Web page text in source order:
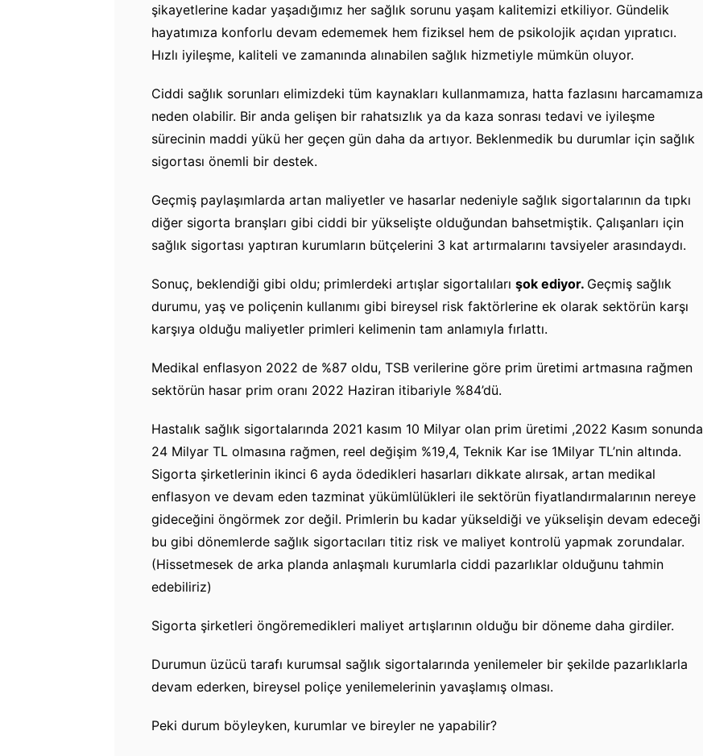
şikayetlerine kadar yaşadığımız her sağlık sorunu yaşam kalitemizi etkiliyor. Gündelik
hayatımıza konforlu devam edememek hem fiziksel hem de psikolojik açıdan yıpratıcı.
Hızlı iyileşme, kaliteli ve zamanında alınabilen sağlık hizmetiyle mümkün oluyor.
Ciddi sağlık sorunları elimizdeki tüm kaynakları kullanmamıza, hatta fazlasını harcamamıza
neden olabilir. Bir anda gelişen bir rahatsızlık ya da kaza sonrası tedavi ve iyileşme
sürecinin maddi yükü her geçen gün daha da artıyor. Beklenmedik bu durumlar için sağlık
sigortası önemli bir destek.
Geçmiş paylaşımlarda artan maliyetler ve hasarlar nedeniyle sağlık sigortalarının da tıpkı
diğer sigorta branşları gibi ciddi bir yükselişte olduğundan bahsetmiştik. Çalışanları için
sağlık sigortası yaptıran kurumların bütçelerini 3 kat artırmalarını tavsiyeler arasındaydı.
Sonuç, beklendiği gibi oldu; primlerdeki artışlar sigortalıları şok ediyor. Geçmiş sağlık
durumu, yaş ve poliçenin kullanımı gibi bireysel risk faktörlerine ek olarak sektörün karşı
karşıya olduğu maliyetler primleri kelimenin tam anlamıyla fırlattı.
Medikal enflasyon 2022 de %87 oldu, TSB verilerine göre prim üretimi artmasına rağmen
sektörün hasar prim oranı 2022 Haziran itibariyle %84’dü.
Hastalık sağlık sigortalarında 2021 kasım 10 Milyar olan prim üretimi ,2022 Kasım sonunda
24 Milyar TL olmasına rağmen, reel değişim %19,4, Teknik Kar ise 1Milyar TL’nin altında.
Sigorta şirketlerinin ikinci 6 ayda ödedikleri hasarları dikkate alırsak, artan medikal
enflasyon ve devam eden tazminat yükümlülükleri ile sektörün fiyatlandırmalarının nereye
gideceğini öngörmek zor değil. Primlerin bu kadar yükseldiği ve yükselişin devam edeceği
bu gibi dönemlerde sağlık sigortacıları titiz risk ve maliyet kontrolü yapmak zorundalar.
(Hissetmesek de arka planda anlaşmalı kurumlarla ciddi pazarlıklar olduğunu tahmin
edebiliriz)
Sigorta şirketleri öngöremedikleri maliyet artışlarının olduğu bir döneme daha girdiler.
Durumun üzücü tarafı kurumsal sağlık sigortalarında yenilemeler bir şekilde pazarlıklarla
devam ederken, bireysel poliçe yenilemelerinin yavaşlamış olması.
Peki durum böyleyken, kurumlar ve bireyler ne yapabilir?